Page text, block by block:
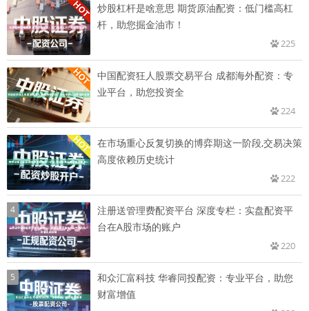
炒股杠杆是啥意思 期货原油配资：低门槛高杠
杆，助您掘金油市！
225
中国配资狂人股票交易平台 成都海外配资：专
业平台，助您投资全
224
在市场重心反复切换的博弈期这一阶段,交易决策
高度依赖历史统计
222
4
注册送管理费配资平台 深度专栏：实盘配资平
台在A股市场的账户
220
5
和众汇富科技 华睿同投配资：专业平台，助您
财富增值